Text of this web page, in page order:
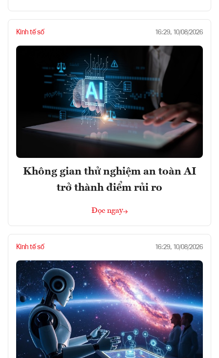
Kinh tế số 16:29, 10/08/2026
Không gian thử nghiệm an toàn AI
trở thành điểm rủi ro
Đọc ngay
Kinh tế số 16:29, 10/08/2026